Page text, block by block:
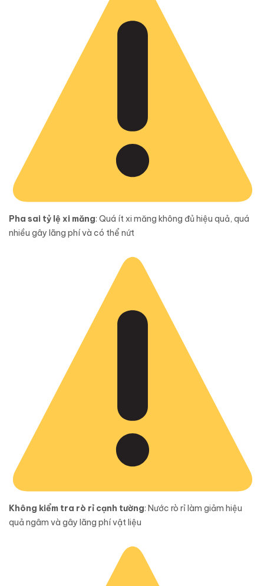
Pha sai tỷ lệ xi măng: Quá ít xi măng không đủ hiệu quả, quá
nhiều gây lãng phí và có thể nứt
Không kiểm tra rò rỉ cạnh tường: Nước rò rỉ làm giảm hiệu
quả ngâm và gây lãng phí vật liệu